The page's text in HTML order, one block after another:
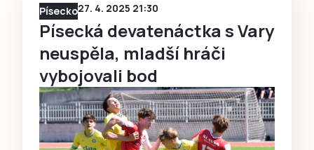
Písecko27. 4. 2025 21:30
Písecká devatenáctka s Vary
neuspěla, mladší hráči
vybojovali bod